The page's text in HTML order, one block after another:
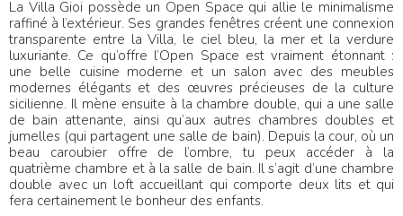
La Villa Gioi possède un Open Space qui allie le minimalisme
raffiné à l’extérieur. Ses grandes fenêtres créent une connexion
transparente entre la Villa, le ciel bleu, la mer et la verdure
luxuriante. Ce qu’offre l’Open Space est vraiment étonnant :
une belle cuisine moderne et un salon avec des meubles
modernes élégants et des œuvres précieuses de la culture
sicilienne. Il mène ensuite à la chambre double, qui a une salle
de bain attenante, ainsi qu’aux autres chambres doubles et
jumelles (qui partagent une salle de bain). Depuis la cour, où un
beau caroubier offre de l’ombre, tu peux accéder à la
quatrième chambre et à la salle de bain. Il s’agit d’une chambre
double avec un loft accueillant qui comporte deux lits et qui
fera certainement le bonheur des enfants.